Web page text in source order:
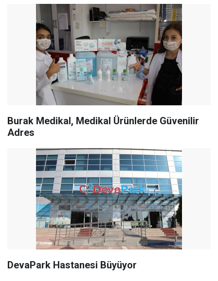
Burak Medikal, Medikal Ürünlerde Güvenilir
Adres
DevaPark Hastanesi Büyüyor